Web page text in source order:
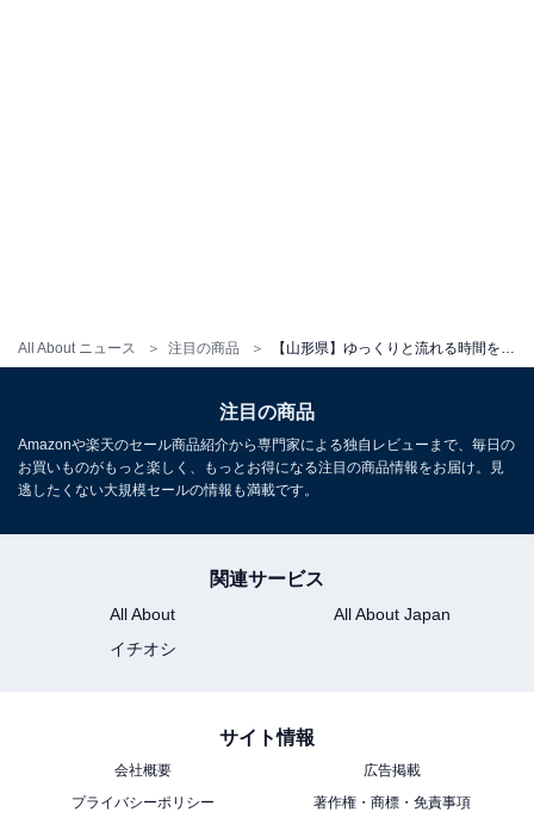
All About ニュース 注目の商品
交通手段：JR山形新幹線 天童駅より車にて5分（無料送
迎あり）／山形北ICより15分
料金
※プラン・部屋により価格は変動します
チェックイン・チェックアウト
※プランにより時間が異なる可能性があります
あわせて読みたい
注目の商品
Amazonや楽天のセール商品紹介から専門家による独自レビューまで、毎日の
お買いものがもっと楽しく、もっとお得になる注目の商品情報をお届け。見
逃したくない大規模セールの情報も満載です。
関連サービス
All About
All About Japan
イチオシ
サイト情報
会社概要
広告掲載
プライバシーポリシー
著作権・商標・免責事項